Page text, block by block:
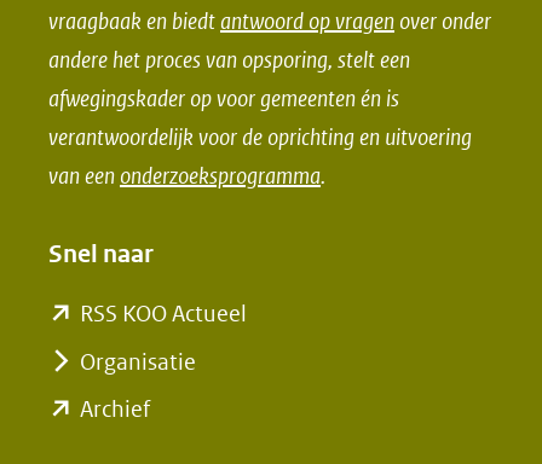
o
o
k
(opent
nieuw
naar
andere
d
I
n
(opent
nieuw
naar
andere
vraagbaak en biedtantwoord op vragen over onder
andere het proces van opsporing, stelt een
afwegingskader op voor gemeenten én is
verantwoordelijk voor de oprichting en uitvoering
van een onderzoeksprogramma.
Snel naar
RSS KOO Actueel
Organisatie
Archief(opent